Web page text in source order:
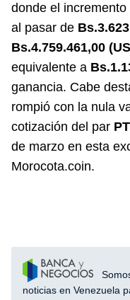
donde el
al pasar de
Bs.4.759.461,00
equivalente a
ganancia. Cabe
rompió con la nula
cotización del par
de marzo en esta
Morocota.coin.
noticias en Venezuela